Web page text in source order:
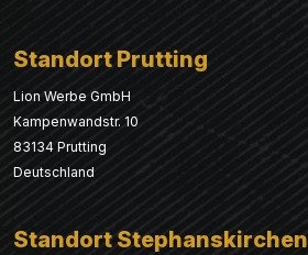
Standort Prutting
Lion Werbe GmbH
Kampenwandstr. 10
83134 Prutting
Deutschland
Standort Stephanskirchen